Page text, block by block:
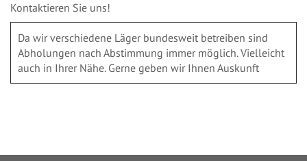
Kontaktieren Sie uns!
Da wir verschiedene Läger bundesweit betreiben sind
Abholungen nach Abstimmung immer möglich. Vielleicht
auch in Ihrer Nähe. Gerne geben wir Ihnen Auskunft